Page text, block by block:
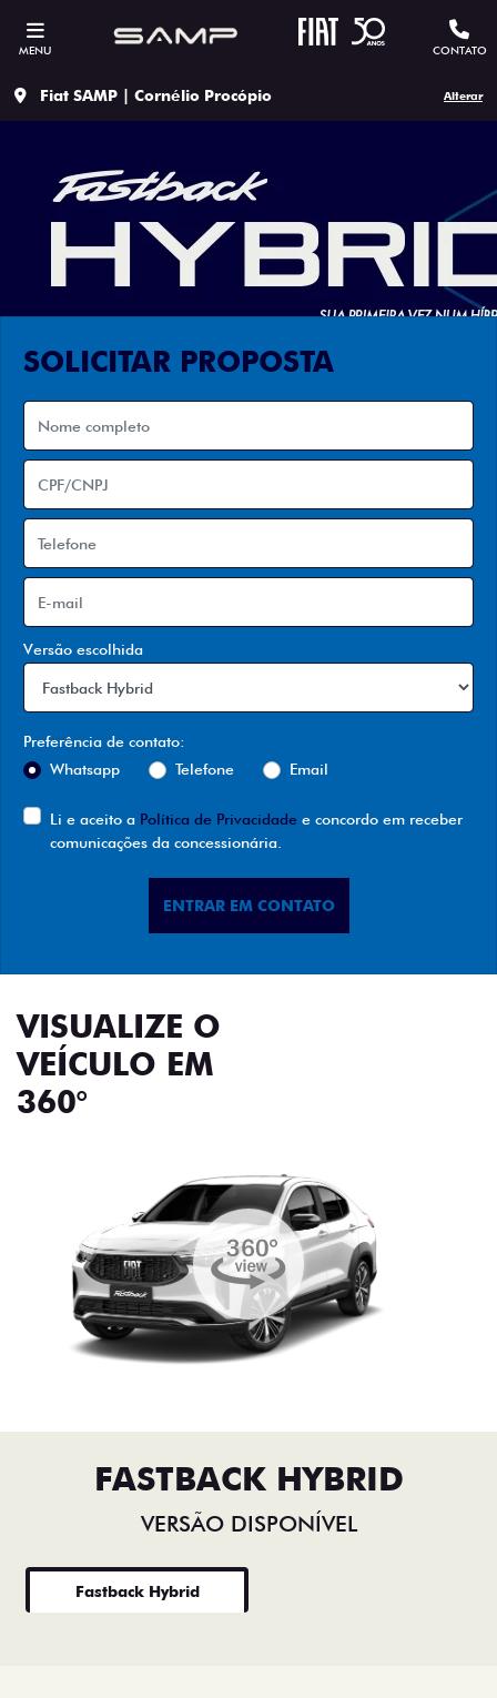
MENU CONTATO
Fiat SAMP | Cornélio Procópio Alterar
SOLICITAR PROPOSTA
Versão escolhida
Preferência de contato:
Whatsapp
Telefone Email
Li e aceito a Política de Privacidade e concordo em receber
comunicações da concessionária.
ENTRAR EM CONTATO
VISUALIZE O
VEÍCULO EM
360°
FASTBACK HYBRID
VERSÃO DISPONÍVEL
Fastback Hybrid